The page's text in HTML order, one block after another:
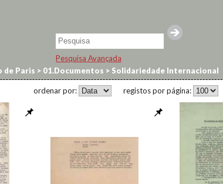
Pesquisa Avançada
de Paris > 01.Documentos > Solidariedade Internacional
registos por página:
ordenar por: